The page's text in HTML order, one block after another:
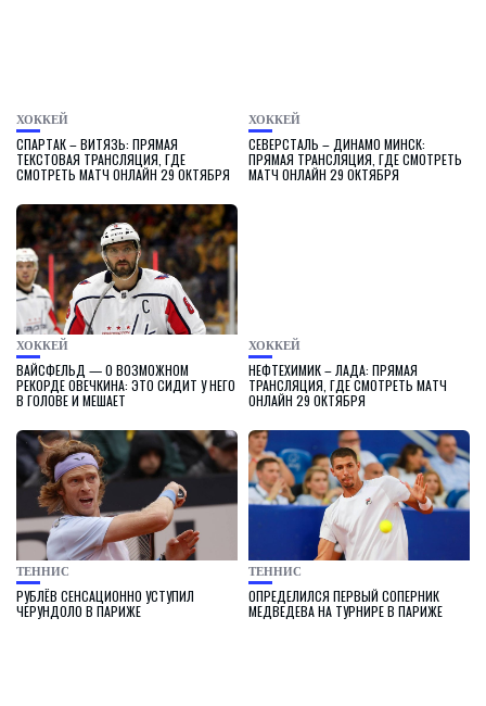
ХОККЕЙ
СПАРТАК – ВИТЯЗЬ: ПРЯМАЯ
ТЕКСТОВАЯ ТРАНСЛЯЦИЯ, ГДЕ
СМОТРЕТЬ МАТЧ ОНЛАЙН 29 ОКТЯБРЯ
ХОККЕЙ
СЕВЕРСТАЛЬ – ДИНАМО МИНСК:
ПРЯМАЯ ТРАНСЛЯЦИЯ, ГДЕ СМОТРЕТЬ
МАТЧ ОНЛАЙН 29 ОКТЯБРЯ
ХОККЕЙ
ВАЙСФЕЛЬД — О ВОЗМОЖНОМ
РЕКОРДЕ ОВЕЧКИНА: ЭТО СИДИТ У НЕГО
В ГОЛОВЕ И МЕШАЕТ
ХОККЕЙ
НЕФТЕХИМИК – ЛАДА: ПРЯМАЯ
ТРАНСЛЯЦИЯ, ГДЕ СМОТРЕТЬ МАТЧ
ОНЛАЙН 29 ОКТЯБРЯ
ТЕННИС
РУБЛЁВ СЕНСАЦИОННО УСТУПИЛ
ЧЕРУНДОЛО В ПАРИЖЕ
ТЕННИС
ОПРЕДЕЛИЛСЯ ПЕРВЫЙ СОПЕРНИК
МЕДВЕДЕВА НА ТУРНИРЕ В ПАРИЖЕ